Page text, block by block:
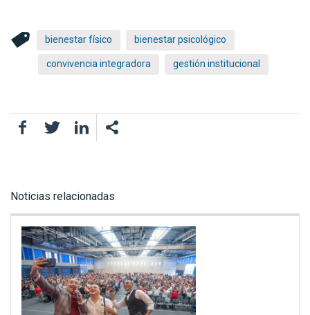
bienestar físico bienestar psicológico
convivencia integradora gestión institucional
FacebookTwitter LinkedIn
Noticias relacionadas